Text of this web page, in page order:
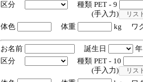
区分
種類 PET - 9
(手入力)
体色
体重 kg ワ
お名前 誕生日
区分
種類 PET - 10
(手入力)